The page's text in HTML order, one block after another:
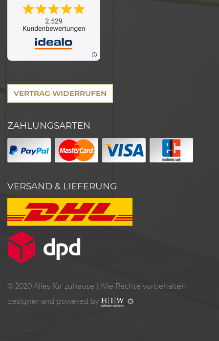
VERTRAG WIDERRUFEN
ZAHLUNGSARTEN
VERSAND & LIEFERUNG
© 2020 Alles für zuhause | Alle Rechte vorbehalten
designer and powered by